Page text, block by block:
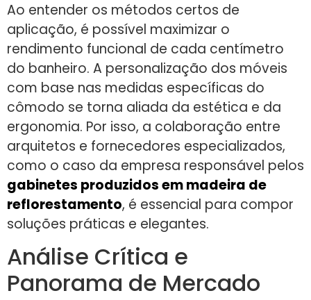
Ao entender os métodos certos de
aplicação, é possível maximizar o
rendimento funcional de cada centímetro
do banheiro. A personalização dos móveis
com base nas medidas específicas do
cômodo se torna aliada da estética e da
ergonomia. Por isso, a colaboração entre
arquitetos e fornecedores especializados,
como o caso da empresa responsável pelos
gabinetes produzidos em madeira de
reflorestamento, é essencial para compor
soluções práticas e elegantes.
Análise Crítica e
Panorama de Mercado